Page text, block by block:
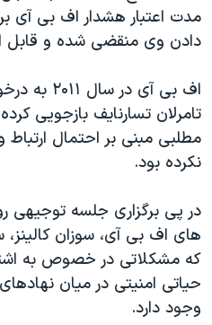
مدت اعتبار هشدار اف بی آی
دادن وی منقضی شده و قابل
اف بی آی
تامرلان تسارنایف بازجویی
مطلبی مبنی بر احتمال ارتباط
نکرده بود.
در پی برگزاری جلسه توجیهی
های اف بی آی، سوزان
که مشکلاتی در خصوص به
حیاتی امنیتی در میان
وجود دارد.